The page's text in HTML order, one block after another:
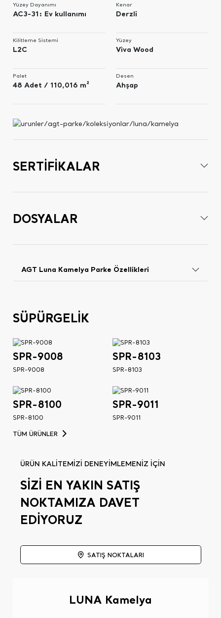
Yüzey Dayanımı
AC3-31: Ev kullanımı
Kilitleme Sistemi
L2C
Palet
48 Adet / 110,016 m²
Kenar
Derzli
Yüzey
Viva Wood
Desen
Ahşap
SERTİFİKALAR
DOSYALAR
AGT Luna Kamelya Parke Özellikleri
SÜPÜRGELİK
SPR-9008
SPR-9008
SPR-8103
SPR-8103
SPR-8100
SPR-8100
SPR-9011
SPR-9011
TÜM ÜRÜNLER
ÜRÜN KALİTEMİZİ DENEYİMLEMENİZ İÇİN
SİZİ EN YAKIN SATIŞ
NOKTAMIZA DAVET
EDİYORUZ
SATIŞ NOKTALARI
LUNA Kamelya